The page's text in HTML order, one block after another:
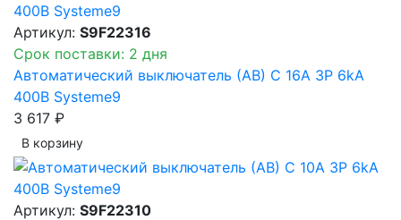
Артикул: S9F22316
Срок поставки: 2 дня
Автоматический выключатель (АВ) C 16A 3P 6kA
400В Systeme9
3 617 ₽
В корзинy
Артикул: S9F22310